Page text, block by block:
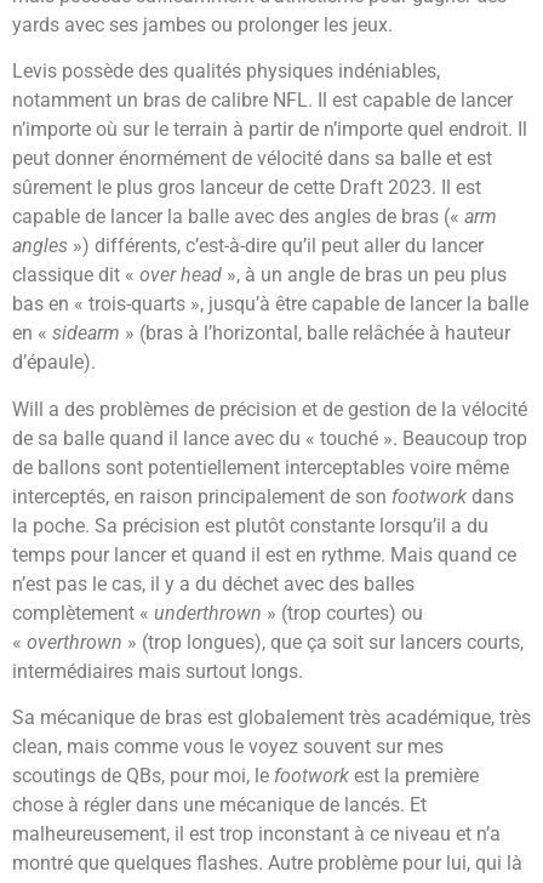
yards avec ses jambes ou prolonger les jeux.
Levis possède des qualités physiques indéniables,
notamment un bras de calibre NFL. Il est capable de lancer
n’importe où sur le terrain à partir de n’importe quel endroit. Il
peut donner énormément de vélocité dans sa balle et est
sûrement le plus gros lanceur de cette Draft 2023. Il est
capable de lancer la balle avec des angles de bras (« arm
angles ») différents, c’est-à-dire qu’il peut aller du lancer
classique dit « over head », à un angle de bras un peu plus
bas en « trois-quarts », jusqu’à être capable de lancer la balle
en « sidearm » (bras à l’horizontal, balle relâchée à hauteur
d’épaule).
Will a des problèmes de précision et de gestion de la vélocité
de sa balle quand il lance avec du « touché ». Beaucoup trop
de ballons sont potentiellement interceptables voire même
interceptés, en raison principalement de son footwork dans
la poche. Sa précision est plutôt constante lorsqu’il a du
temps pour lancer et quand il est en rythme. Mais quand ce
n’est pas le cas, il y a du déchet avec des balles
complètement « underthrown » (trop courtes) ou
« overthrown » (trop longues), que ça soit sur lancers courts,
intermédiaires mais surtout longs.
Sa mécanique de bras est globalement très académique, très
clean, mais comme vous le voyez souvent sur mes
scoutings de QBs, pour moi, le footwork est la première
chose à régler dans une mécanique de lancés. Et
malheureusement, il est trop inconstant à ce niveau et n’a
montré que quelques flashes. Autre problème pour lui, qui là